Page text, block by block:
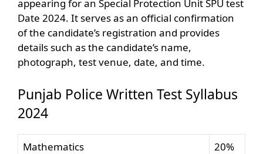
appearing for an Special Protection Unit SPU test
Date 2024. It serves as an official confirmation
of the candidate’s registration and provides
details such as the candidate’s name,
photograph, test venue, date, and time.
Punjab Police Written Test Syllabus
2024
Mathematics
20%